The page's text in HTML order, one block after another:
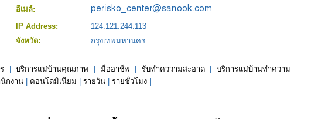
อีเมล์:
IP Address:
124.121.244.113
จังหวัด: กรุงเทพมหานคร
|บริการแม่บ้านคุณภาพ มืออาชีพ รับทำคววามสะอาด| บริการแม่บ้านทำความ
กงาน คอนโดมิเนียม รายวัน รายชั่วโมง